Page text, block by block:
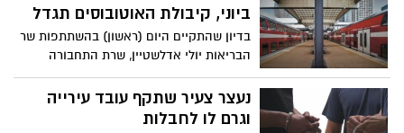
ביוני, קיבולת האוטובוסים תגדל
בדיון שהתקיים היום (ראשון) בהשתתפות שר
הבריאות יולי אדלשטיין, שרת התחבורה
והבטיחות בדרכים מירי רגב, סגני השרים
וגורמי המקצוע, סוכם כי התחבורה הציבורית
תרחיב את פעילותה באופן ניכר
נעצר צעיר שתקף עובד עירייה
וגרם לו לחבלות